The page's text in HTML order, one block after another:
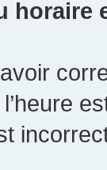
horaire
l’heure